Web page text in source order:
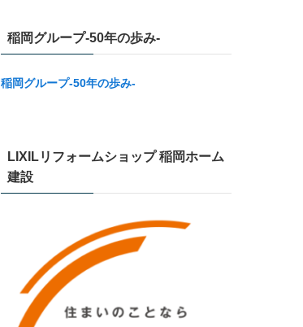
稲岡グループ-50年の歩み-
稲岡グループ-50年の歩み-
LIXILリフォームショップ 稲岡ホーム
建設